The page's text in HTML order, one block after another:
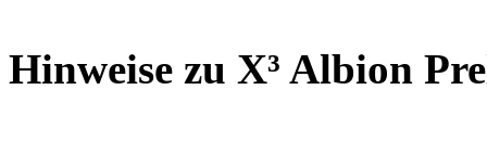
Hinweise zu X³ Albion